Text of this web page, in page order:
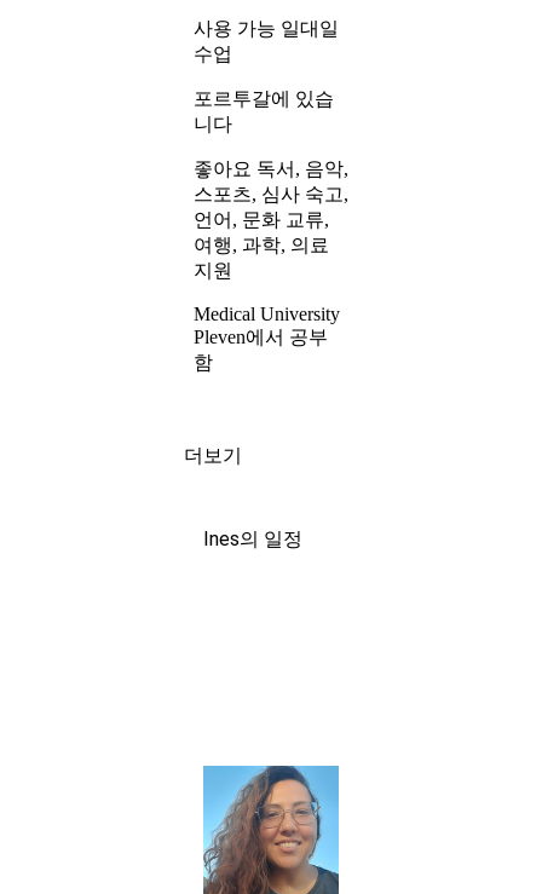
사용 가능 일대일
수업
포르투갈에 있습
니다
좋아요 독서, 음악,
스포츠, 심사 숙고,
언어, 문화 교류,
여행, 과학, 의료
지원
Medical University
Pleven에서 공부
함
더보기
Ines의 일정